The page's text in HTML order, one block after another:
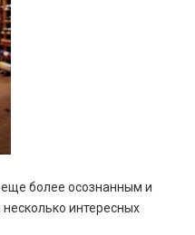
более осознанным и
интересных